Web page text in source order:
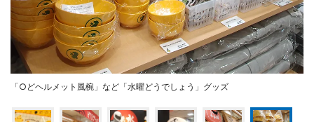
「○どヘルメット風椀」など「水曜どうでしょう」グッズ